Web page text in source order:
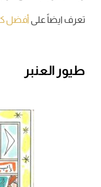
تعرف ايضاً على أفضل
طيور العنبر